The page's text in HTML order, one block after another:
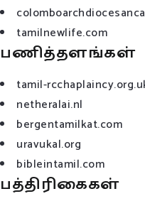
tamilnewlife.com
பணித்தளங்கள்
tamil-
netheralai.nl
bergentamilkat.com
uravukal.org
bibleintamil.com
பத்திரிகைகள்